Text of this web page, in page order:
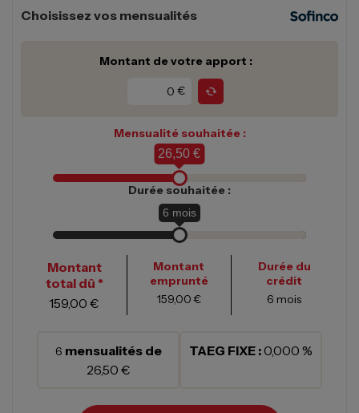
Choisissez vos mensualités
Montant de votre apport :
€
Mensualité souhaitée :
26,50 €
Durée souhaitée :
6 mois
Montant
total dû *
159,00 €
Montant
emprunté
159,00 €
Durée du
crédit
6 mois
6 mensualités de
26,50 €
TAEG FIXE :0,000 %